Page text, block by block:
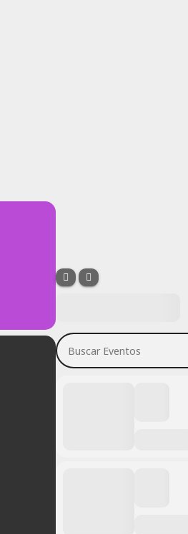
Buscar Eventos